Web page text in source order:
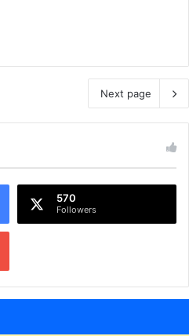
Next page
570
Followers